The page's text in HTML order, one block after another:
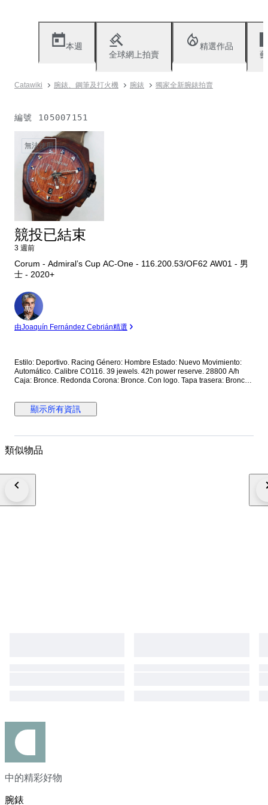
本週
全球網上拍賣
精選作品
Catawiki 腕錶、鋼筆及打火機 腕錶 獨家全新腕錶拍賣
編號 105007151
無法使用
競投已結束
3 週前
Corum - Admiral’s Cup AC-One - 116.200.53/OF62 AW01 - 男
士 - 2020+
專
家
由Joaquín Fernández Cebrián精選
Estilo: Deportivo. Racing Género: Hombre Estado: Nuevo Movimiento:
Automático. Calibre CO116. 39 jewels. 42h power reserve. 28800 A/h
Caja: Bronce. Redonda Corona: Bronce. Con logo. Tapa trasera: Bronce.
central. Cristal: Zafiro esférico antirreflectante Correa: Piel marrón. Cierre:
Titanio con PVD negro. Con logo. Con pulsadores. Deployante de
50.7 mm. Grueso: 14.3 mm. Anchura entre asas: 22.5 mm. Anchura cierre:
madera. Documentación completa Precio de tarifa (PVP): 14000€
顯示所有資訊
類似物品
中的精彩好物
腕錶